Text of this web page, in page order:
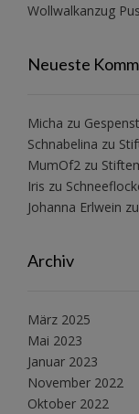
Wollwalkanzug
Neueste
Micha zu
Schnabelina zu
MumOf2 zu
Iris zu
Johanna Erlwein zu
Archiv
März 2025
Mai 2023
Januar 2023
November 2022
Oktober 2022